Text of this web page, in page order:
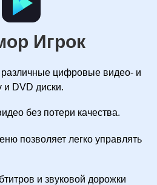
Игрок
цифровые видео- и
DVD диски.
без потери качества.
позволяет легко управлять
и звуковой дорожки